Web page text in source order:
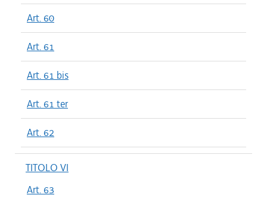
Art. 60
Art. 61
Art. 61 bis
Art. 61 ter
Art. 62
TITOLO VI
Art. 63